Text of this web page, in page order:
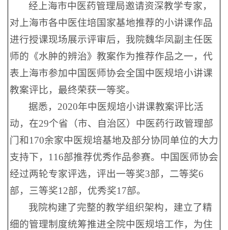
经上海市中医药管理局邀请资深教学专家，
对上海市各中医住培国家基地推荐的小讲课作品
进行授课现场展示评审后，我院魏华凤副主任医
师的《水肿的辨治》教案作为推荐作品之一，代
表上海市参加中国医师协会全国中医规培小讲课
教案评比，最终荣获一等奖。
据悉，2020年中医规培小讲课教案评比活
动，在29个省（市、自治区）中医药行政管理部
门和170余家中医规培基地及部分协同单位的大力
支持下，116部推荐优秀作品参赛。中国医师协会
经过两轮专家评选，评出一等奖3部，二等奖6
部，三等奖12部，优秀奖17部。
我院构建了完整的教学组织架构，建立了精
细的管理制度统筹推进全院中医规培工作，为住